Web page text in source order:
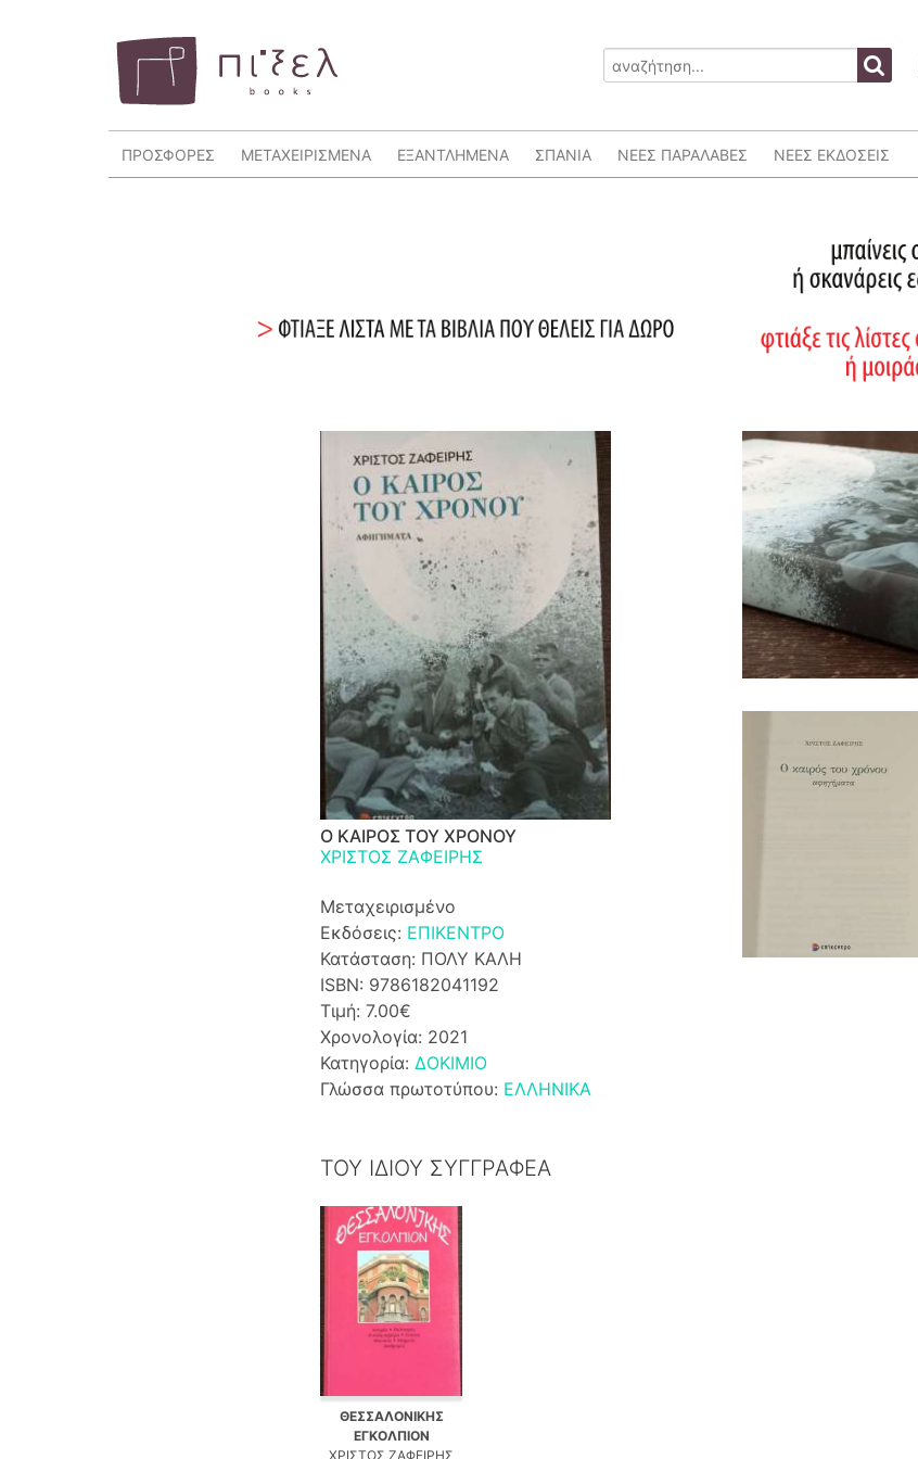
ΠΡΟΣΦΟΡΕΣ ΜΕΤΑΧΕΙΡΙΣΜΕΝΑ ΕΞΑΝΤΛΗΜΕΝΑ ΣΠΑΝΙΑ ΝΕΕΣ ΠΑΡΑΛΑΒΕΣ ΝΕΕΣ ΕΚΔΟΣΕΙΣ
Ο ΚΑΙΡΟΣ ΤΟΥ ΧΡΟΝΟΥ
ΧΡΙΣΤΟΣ ΖΑΦΕΙΡΗΣ
Μεταχειρισμένο
Εκδόσεις: ΕΠΙΚΕΝΤΡΟ
Κατάσταση: ΠΟΛΥ ΚΑΛΗ
ISBN: 9786182041192
Τιμή: 7.00€
Χρονολογία: 2021
Κατηγορία: ΔΟΚΙΜΙΟ
Γλώσσα πρωτοτύπου: ΕΛΛΗΝΙΚΑ
ΤΟΥ ΙΔΙΟΥ ΣΥΓΓΡΑΦΕΑ
ΘΕΣΣΑΛΟΝΙΚΗΣ
ΕΓΚΟΛΠΙΟΝ
ΧΡΙΣΤΟΣ ΖΑΦΕΙΡΗΣ